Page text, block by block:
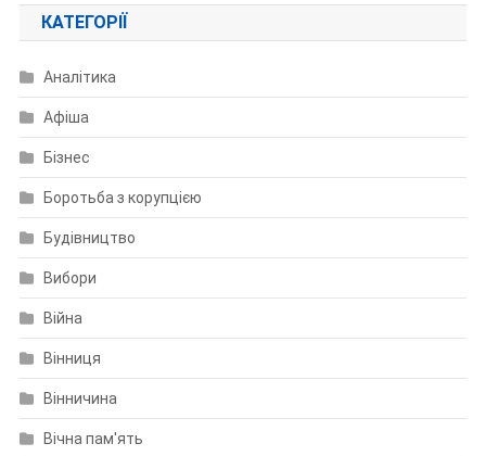
КАТЕГОРІЇ
Аналітика
Афіша
Бізнес
Боротьба з корупцією
Будівництво
Вибори
Війна
Вінниця
Вінничина
Вічна пам'ять